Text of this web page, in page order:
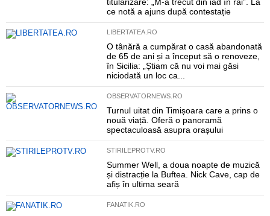
ce notă a ajuns după contestație
LIBERTATEA.RO
O tânără a cumpărat o casă abandonată
de 65 de ani și a început să o renoveze,
în Sicilia: „Știam că nu voi mai găsi
niciodată un loc ca...
OBSERVATORNEWS.RO
Turnul uitat din Timișoara care a prins o
nouă viață. Oferă o panoramă
spectaculoasă asupra orașului
STIRILEPROTV.RO
Summer Well, a doua noapte de muzică
și distracție la Buftea. Nick Cave, cap de
afiș în ultima seară
FANATIK.RO